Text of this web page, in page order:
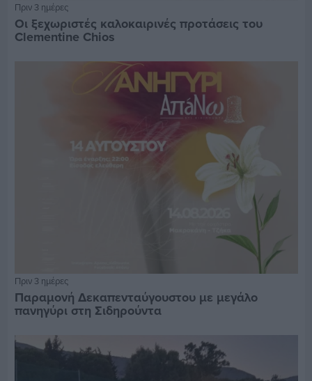
Πριν 3 ημέρες
Οι ξεχωριστές καλοκαιρινές προτάσεις του
Clementine Chios
Πριν 3 ημέρες
Παραμονή Δεκαπενταύγουστου με μεγάλο
πανηγύρι στη Σιδηρούντα